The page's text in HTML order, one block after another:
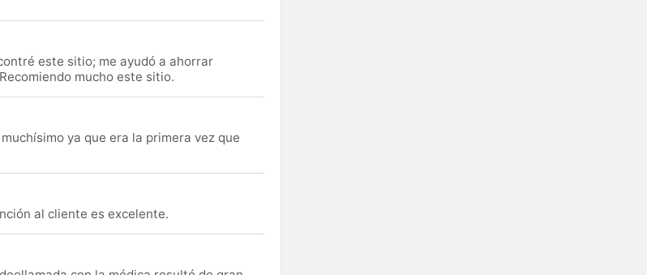
este sitio; me ayudó a ahorrar
mucho este sitio.
ya que era la primera vez que
al cliente es excelente.